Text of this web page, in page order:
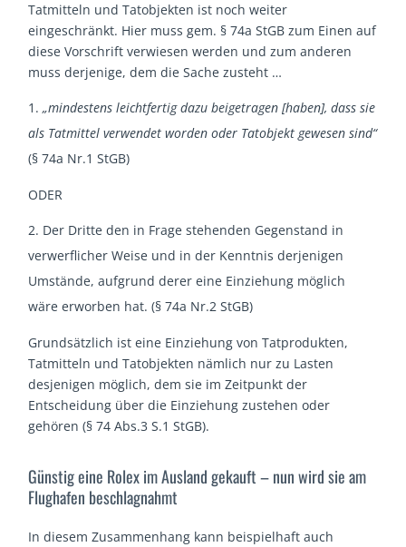
Tatmitteln und Tatobjekten ist noch weiter
eingeschränkt. Hier muss gem. § 74a StGB zum Einen auf
diese Vorschrift verwiesen werden und zum anderen
muss derjenige, dem die Sache zusteht …
„mindestens leichtfertig dazu beigetragen [haben], dass sie
als Tatmittel verwendet worden oder Tatobjekt gewesen sind“
(§ 74a Nr.1 StGB)
ODER
Der Dritte den in Frage stehenden Gegenstand in
verwerflicher Weise und in der Kenntnis derjenigen
Umstände, aufgrund derer eine Einziehung möglich
wäre erworben hat. (§ 74a Nr.2 StGB)
Grundsätzlich ist eine Einziehung von Tatprodukten,
Tatmitteln und Tatobjekten nämlich nur zu Lasten
desjenigen möglich, dem sie im Zeitpunkt der
Entscheidung über die Einziehung zustehen oder
gehören (§ 74 Abs.3 S.1 StGB).
Günstig eine Rolex im Ausland gekauft – nun wird sie am
Flughafen beschlagnahmt
In diesem Zusammenhang kann beispielhaft auch